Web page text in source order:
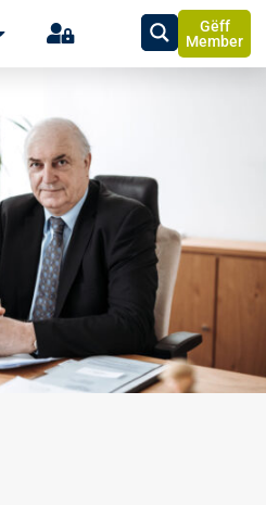
Gëff
Member